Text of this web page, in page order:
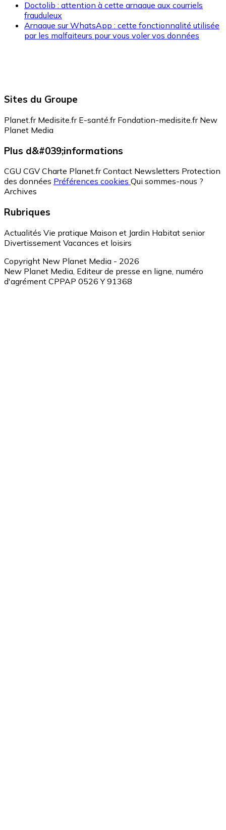
Doctolib : attention à cette arnaque aux courriels
frauduleux
Arnaque sur WhatsApp : cette fonctionnalité utilisée
par les malfaiteurs pour vous voler vos données
Sites du Groupe
Planet.fr Medisite.fr E-santé.fr Fondation-medisite.fr New
Planet Media
Plus d&#039;informations
CGU CGV Charte Planet.fr Contact Newsletters Protection
des données Préférences cookies Qui sommes-nous ?
Archives
Rubriques
Actualités Vie pratique Maison et Jardin Habitat senior
Divertissement Vacances et loisirs
Copyright New Planet Media - 2026
New Planet Media, Editeur de presse en ligne, numéro
d'agrément CPPAP 0526 Y 91368